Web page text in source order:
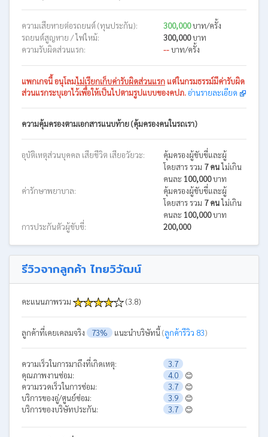
ความเสียหายต่อรถยนต์ (ทุนประกัน): 300,000บาท/ครั้ง
รถยนต์สูญหาย / ไฟไหม้:
300,000บาท
ความรับผิดส่วนแรก:
--บาท/ครั้ง
แพกเกจนี้อนุโลมไม่เรียกเก็บค่ารับผิดส่วนแรก แต่ในกรมธรรม์มีค่ารับผิด
ส่วนแรกระบุเอาไว้เพื่อให้เป็นไปตามรูปแบบของคปภ.อ่านรายละเอียด
ความคุ้มครองตามเอกสารแนบท้าย (คุ้มครองคนในรถเรา)
อุบัติเหตุส่วนบุคคล เสียชีวิต เสียอวัยวะ:
คุ้มครองผู้ขับขี่และผู้
โดยสาร รวม 7 คนไม่เกิน
คนละ 100,000บาท
ค่ารักษาพยาบาล:
คุ้มครองผู้ขับขี่และผู้
โดยสาร รวม 7 คนไม่เกิน
คนละ 100,000บาท
การประกันตัวผู้ขับขี่:
200,000
รีวิวจากลูกค้า ไทยวิวัฒน์
คะแนนภาพรวม (3.8)
ลูกค้าที่เคยเคลมจริง 73% แนะนำบริษัทนี้(ลูกค้ารีวิว 83)
ความเร็วในการมาถึงที่เกิดเหตุ:
3.7
คุณภาพงานซ่อม:
4.0 😊
ความรวดเร็วในการซ่อม:
3.7 😊
บริการของอู่/ศูนย์ซ่อม:
3.9 😊
บริการของบริษัทประกัน:
3.7 😊